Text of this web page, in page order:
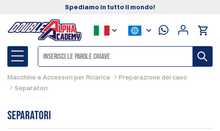
Spediamo in tutto il mondo!
Macchine e Accessori per Ricarica
Preparazione del caso
Separatori
Separatori